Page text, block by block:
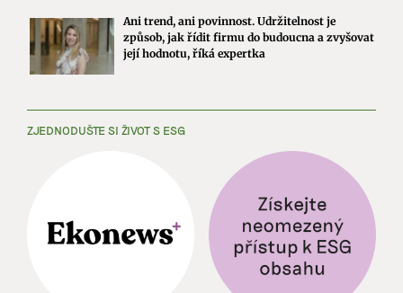
Ani trend, ani povinnost. Udržitelnost je
způsob, jak řídit firmu do budoucna a zvyšovat
její hodnotu, říká expertka
ZJEDNODUŠTE SI ŽIVOT S ESG